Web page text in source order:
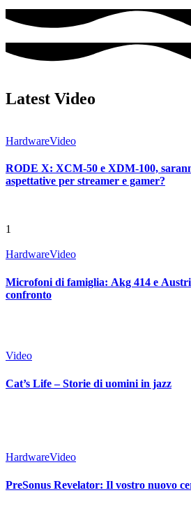
Latest Video
HardwareVideo
RODE X: XCM-50 e XDM-100,
aspettative per streamer e gamer?
1
HardwareVideo
Microfoni di famiglia: Akg 414 e
confronto
Video
Cat’s Life – Storie di uomini in jazz
HardwareVideo
PreSonus Revelator: Il vostro nuovo